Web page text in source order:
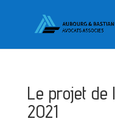
Le projet de
2021